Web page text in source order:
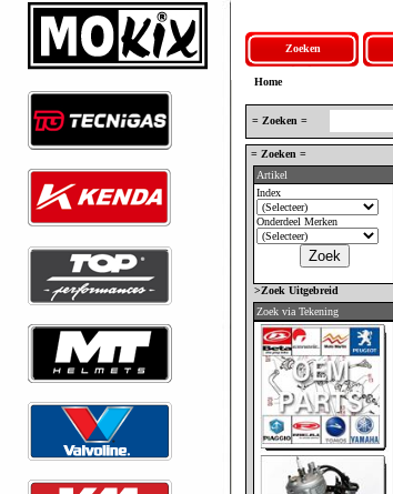
Zoeken
Home
= Zoeken =
= Zoeken =
Artikel
Index
Onderdeel Merken
>Zoek Uitgebreid
Zoek via Tekening